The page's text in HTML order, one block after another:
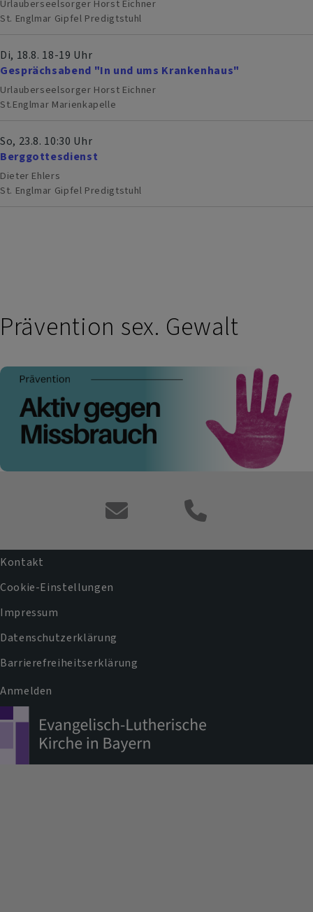
Urlauberseelsorger Horst Eichner
St. Englmar Gipfel Predigtstuhl
Di, 18.8. 18-19 Uhr
Gesprächsabend "In und ums Krankenhaus"
Urlauberseelsorger Horst Eichner
St.Englmar Marienkapelle
So, 23.8. 10:30 Uhr
Berggottesdienst
Dieter Ehlers
St. Englmar Gipfel Predigtstuhl
Prävention sex. Gewalt
Kontaktformular
Fußbereichsmenü
Kontakt
Cookie-Einstellungen
Impressum
Datenschutzerklärung
Barrierefreiheitserklärung
Benutzermenü
Anmelden